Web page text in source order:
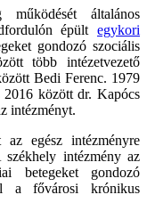
általános
épült egykori
gondozó szociális
több intézetvezető
Bedi Ferenc. 1979
között dr. Kapócs
intézményt.
egész intézményre
intézmény az
betegeket gondozó
a fővárosi krónikus